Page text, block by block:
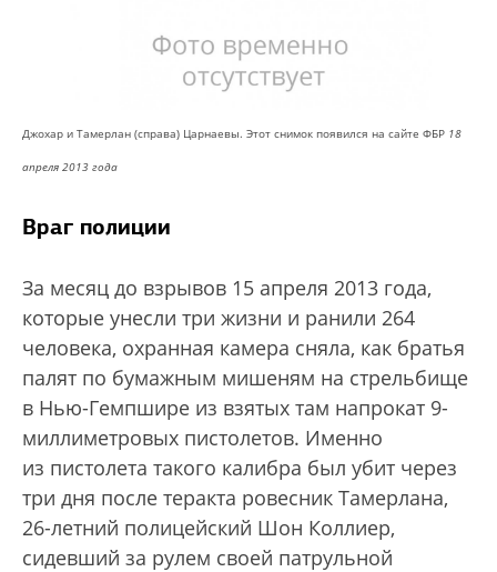
Джохар и Тамерлан (справа) Царнаевы. Этот снимок появился на сайте ФБР 18
апреля 2013 года
Враг полиции
За месяц до взрывов 15 апреля 2013 года,
которые унесли три жизни и ранили 264
человека, охранная камера сняла, как братья
палят по бумажным мишеням на стрельбище
в Нью-Гемпшире из взятых там напрокат 9-
миллиметровых пистолетов. Именно
из пистолета такого калибра был убит через
три дня после теракта ровесник Тамерлана,
26-летний полицейский Шон Коллиер,
сидевший за рулем своей патрульной